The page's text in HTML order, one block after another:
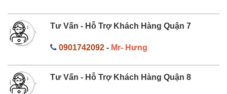
Tư Vấn - Hỗ Trợ Khách Hàng Quận 7
0901742092- Mr- Hưng
Tư Vấn - Hỗ Trợ Khách Hàng Quận 8